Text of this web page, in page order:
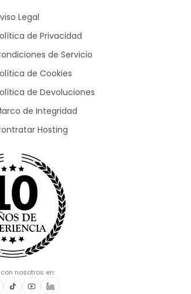
Legal
de Privacidad
de Servicio
de Cookies
de Devoluciones
de Integridad
Hosting
nosotros en: